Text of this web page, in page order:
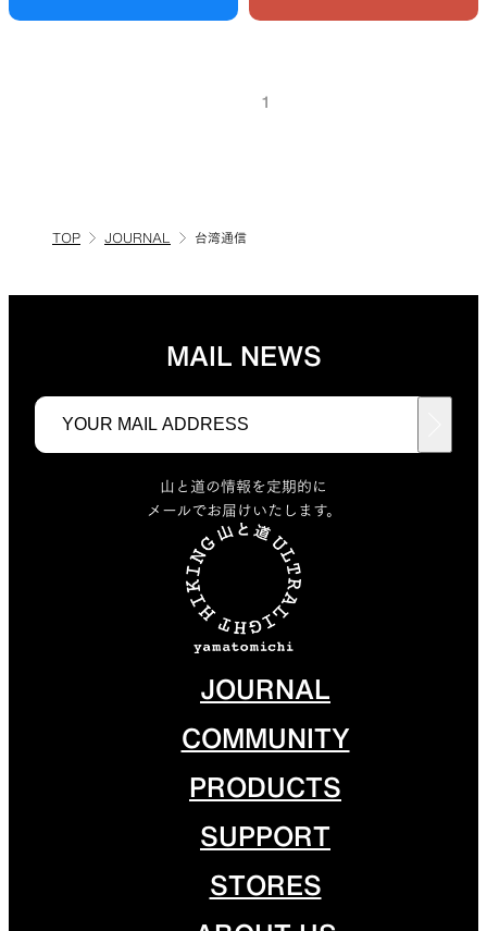
機能を拡張する道具
製品ロスをなくすための特別
売
1
TOP JOURNAL 台湾通信
MAIL NEWS
山と道の情報を定期的に
メールでお届けいたします。
JOURNAL
COMMUNITY
PRODUCTS
SUPPORT
STORES